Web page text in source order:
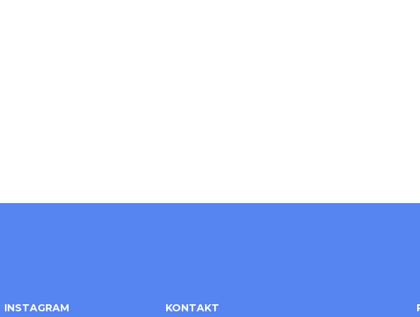
INSTAGRAM KONTAKT